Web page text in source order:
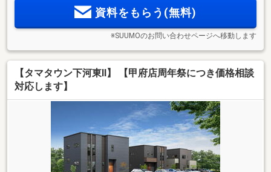
資料をもらう(無料)
※SUUMOのお問い合わせページへ移動します
【タマタウン下河東Ⅱ】 【甲府店周年祭につき価格相談
対応します】